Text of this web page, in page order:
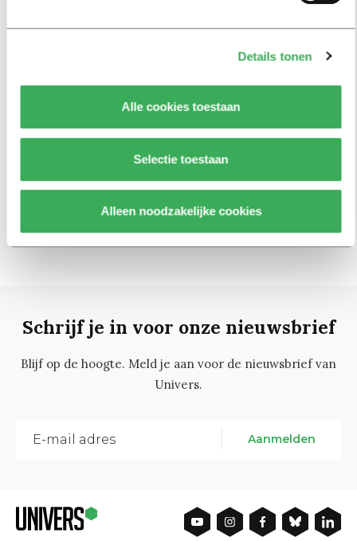
Details tonen
Alle cookies toestaan
Selectie toestaan
Alleen noodzakelijke cookies
Dead hunk
Eefje Wentelteefje
Niet gaan met die banaan
06 mei 2019
62 63 64 65
Schrijf je in voor onze nieuwsbrief
Blijf op de hoogte. Meld je aan voor de nieuwsbrief van
Univers.
Aanmelden